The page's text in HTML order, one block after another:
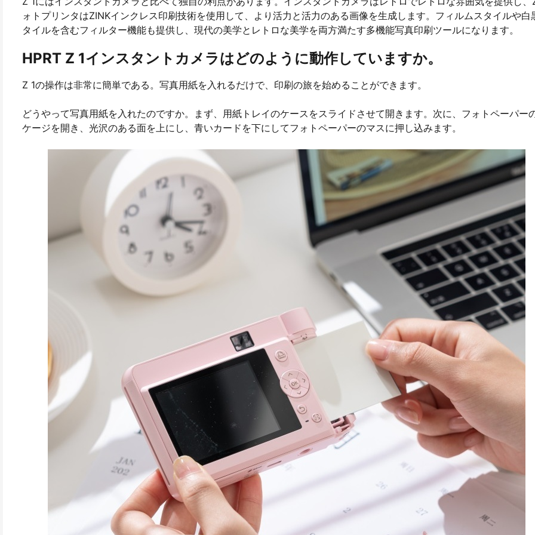
ォトプリンタはZINKインクレス印刷技術を使用して、より活力と活力のある画像を生成します。フィルムスタイルや白
タイルを含むフィルター機能も提供し、現代の美学とレトロな美学を両方満たす多機能写真印刷ツールになります。
HPRT Z 1インスタントカメラはどのように動作していますか。
Z 1の操作は非常に簡単である。写真用紙を入れるだけで、印刷の旅を始めることができます。
どうやって写真用紙を入れたのですか。まず、用紙トレイのケースをスライドさせて開きます。次に、フォトペーパー
ケージを開き、光沢のある面を上にし、青いカードを下にしてフォトペーパーのマスに押し込みます。